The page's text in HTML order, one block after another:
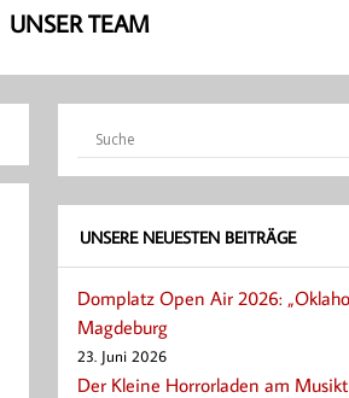
UNSER TEAM
UNSERE NEUESTEN BEITRÄGE
Domplatz Open Air 2026:
Magdeburg
23. Juni 2026
Der Kleine Horrorladen am